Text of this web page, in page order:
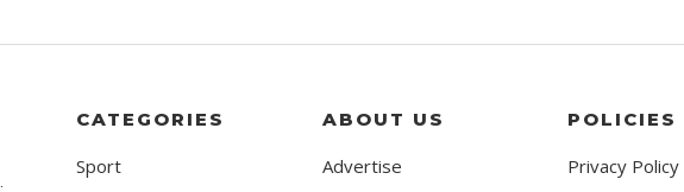
CATEGORIES
Sport
ABOUT US
Advertise
POLICIES
Privacy Policy